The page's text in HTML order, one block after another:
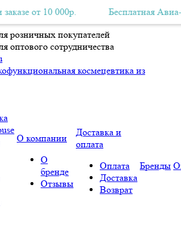
розничных покупателей
оптового сотрудничества
России при заказе от 10 000р.
10 000р. Бесплатная Авиа-доставка
О компании
О
бренде
Отзывы
Доставка и
оплата
Оплата
Доставка
Возврат
Бренды